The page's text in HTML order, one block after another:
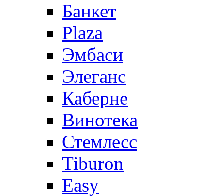
Банкет
Plaza
Эмбаси
Элеганс
Каберне
Винотека
Стемлесс
Tiburon
Easy